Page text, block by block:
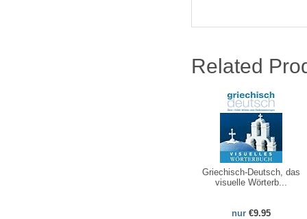
Related
Griechisch-Deutsch, das
visuelle Wörterb...
nur €9.95